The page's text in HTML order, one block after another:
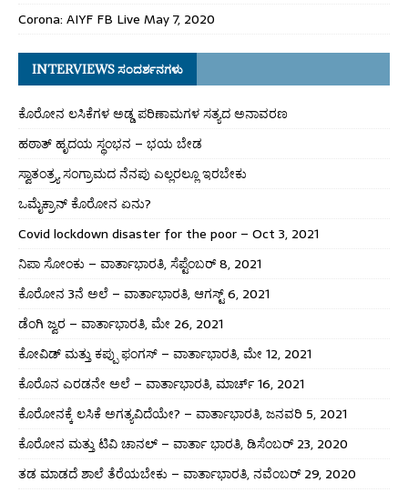
Corona: AIYF FB Live May 7, 2020
INTERVIEWS ಸಂದರ್ಶನಗಳು
ಕೊರೋನ ಲಸಿಕೆಗಳ ಅಡ್ಡ ಪರಿಣಾಮಗಳ ಸತ್ಯದ ಅನಾವರಣ
ಹಠಾತ್ ಹೃದಯ ಸ್ಥಂಭನ – ಭಯ ಬೇಡ
ಸ್ವಾತಂತ್ರ್ಯ ಸಂಗ್ರಾಮದ ನೆನಪು ಎಲ್ಲರಲ್ಲೂ ಇರಬೇಕು
ಒಮೈಕ್ರಾನ್ ಕೊರೋನ ಏನು?
Covid lockdown disaster for the poor – Oct 3, 2021
ನಿಪಾ ಸೋಂಕು – ವಾರ್ತಾಭಾರತಿ, ಸೆಪ್ಟೆಂಬರ್ 8, 2021
ಕೊರೋನ 3ನೆ ಅಲೆ – ವಾರ್ತಾಭಾರತಿ, ಆಗಸ್ಟ್ 6, 2021
ಡೆಂಗಿ ಜ್ವರ – ವಾರ್ತಾಭಾರತಿ, ಮೇ 26, 2021
ಕೋವಿಡ್ ಮತ್ತು ಕಪ್ಪು ಫಂಗಸ್ – ವಾರ್ತಾಭಾರತಿ, ಮೇ 12, 2021
ಕೊರೊನ ಎರಡನೇ ಅಲೆ – ವಾರ್ತಾಭಾರತಿ, ಮಾರ್ಚ್ 16, 2021
ಕೊರೋನಕ್ಕೆ ಲಸಿಕೆ ಅಗತ್ಯವಿದೆಯೇ? – ವಾರ್ತಾಭಾರತಿ, ಜನವರಿ 5, 2021
ಕೊರೋನ ಮತ್ತು ಟಿವಿ ಚಾನಲ್ – ವಾರ್ತಾ ಭಾರತಿ, ಡಿಸೆಂಬರ್ 23, 2020
ತಡ ಮಾಡದೆ ಶಾಲೆ ತೆರೆಯಬೇಕು – ವಾರ್ತಾಭಾರತಿ, ನವೆಂಬರ್ 29, 2020